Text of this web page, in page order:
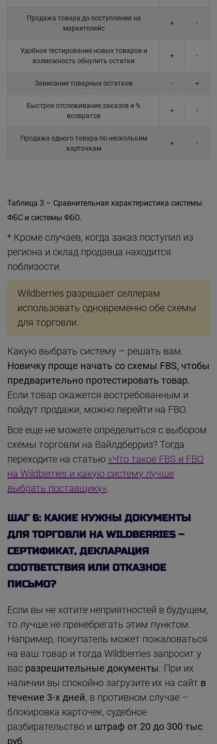
Продажа товара до поступления на
маркетплейс
+ -
Удобное тестирование новых товаров и
возможность обнулить остатки
+ -
Зависание товарных остатков - +
Быстрое отслеживание заказов и %
возвратов
+ -
Продажа одного товара по нескольким
карточкам
+ -
Таблица 3 – Сравнительная характеристика системы
ФБС и системы ФБО.
* Кроме случаев, когда заказ поступил из
региона и склад продавца находится
поблизости.
Wildberries разрешает селлерам
использовать одновременно обе схемы
для торговли.
Какую выбрать систему – решать вам.
Новичку проще начать со схемы FBS, чтобы
предварительно протестировать товар.
Если товар окажется востребованным и
пойдут продажи, можно перейти на FBO.
Все еще не можете определиться с выбором
схемы торговли на Вайлдберриз? Тогда
переходите на статью «Что такое FBS и FBO
на Wildberries и какую систему лучше
выбрать поставщику».
ШАГ 6: КАКИЕ НУЖНЫ ДОКУМЕНТЫ
ДЛЯ ТОРГОВЛИ НА WILDBERRIES –
СЕРТИФИКАТ, ДЕКЛАРАЦИЯ
СООТВЕТСТВИЯ ИЛИ ОТКАЗНОЕ
ПИСЬМО?
Если вы не хотите неприятностей в будущем,
то лучше не пренебрегать этим пунктом.
Например, покупатель может пожаловаться
на ваш товар и тогда Wildberries запросит у
вас разрешительные документы. При их
наличии вы спокойно загрузите их на сайт в
течение 3-х дней, в противном случае –
блокировка карточек, судебное
разбирательство и штраф от 20 до 300 тыс
руб.